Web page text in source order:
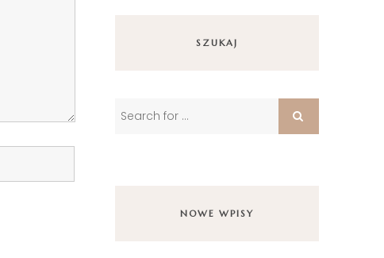
SZUKAJ
NOWE WPISY